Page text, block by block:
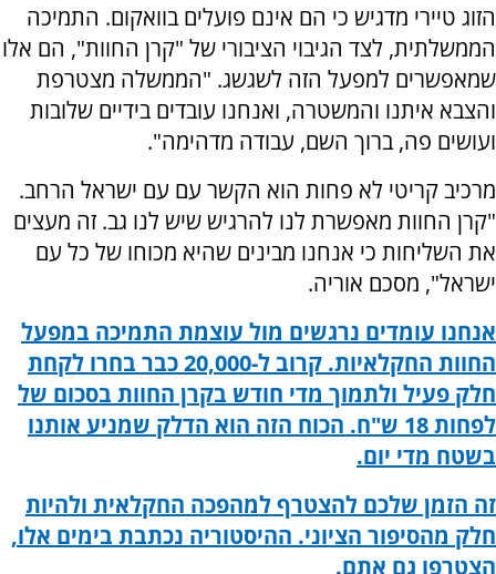
הזוג טיירי מדגיש כי הם אינם פועלים בוואקום. התמיכה
הממשלתית, לצד הגיבוי הציבורי של "קרן החוות", הם אלו
שמאפשרים למפעל הזה לשגשג. "הממשלה מצטרפת
והצבא איתנו והמשטרה, ואנחנו עובדים בידיים שלובות
ועושים פה, ברוך השם, עבודה מדהימה".
מרכיב קריטי לא פחות הוא הקשר עם עם ישראל הרחב.
"קרן החוות מאפשרת לנו להרגיש שיש לנו גב. זה מעצים
את השליחות כי אנחנו מבינים שהיא מכוחו של כל עם
ישראל", מסכם אוריה.
אנחנו עומדים נרגשים מול עוצמת התמיכה במפעל
החוות החקלאיות. קרוב ל-20,000 כבר בחרו לקחת
חלק פעיל ולתמוך מדי חודש בקרן החוות בסכום של
לפחות 18 ש"ח. הכוח הזה הוא הדלק שמניע אותנו
בשטח מדי יום.
זה הזמן שלכם להצטרף למהפכה החקלאית ולהיות
חלק מהסיפור הציוני. ההיסטוריה נכתבת בימים אלו,
הצטרפו גם אתם.